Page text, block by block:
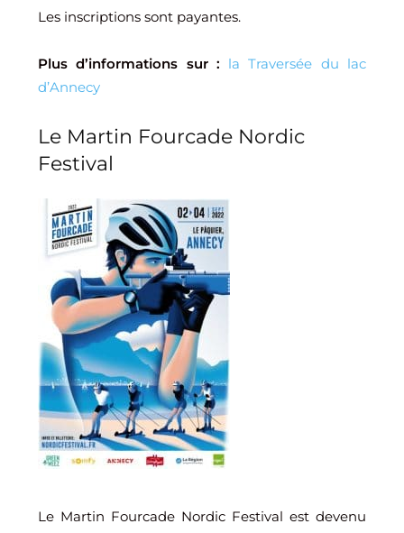
Les inscriptions sont payantes.
Plus d’informations sur : la Traversée du lac
d’Annecy
Le Martin Fourcade Nordic
Festival
Le Martin Fourcade Nordic Festival est devenu